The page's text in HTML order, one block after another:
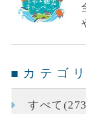
カテゴリ
すべて